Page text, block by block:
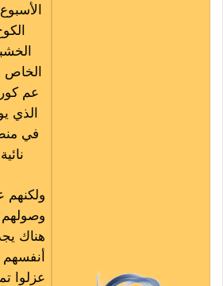
الخاص
عم
الذي
في
ولكنهم
وصولهم
هناك
أنفسهم
عزلوا